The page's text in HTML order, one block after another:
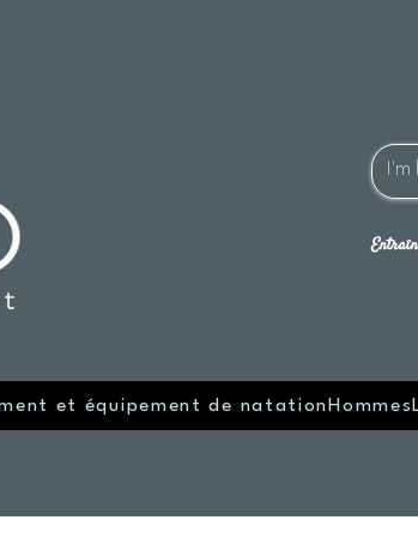
et équipement de natation Hommes